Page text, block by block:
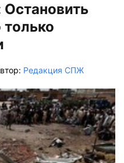
Редакция СПЖ